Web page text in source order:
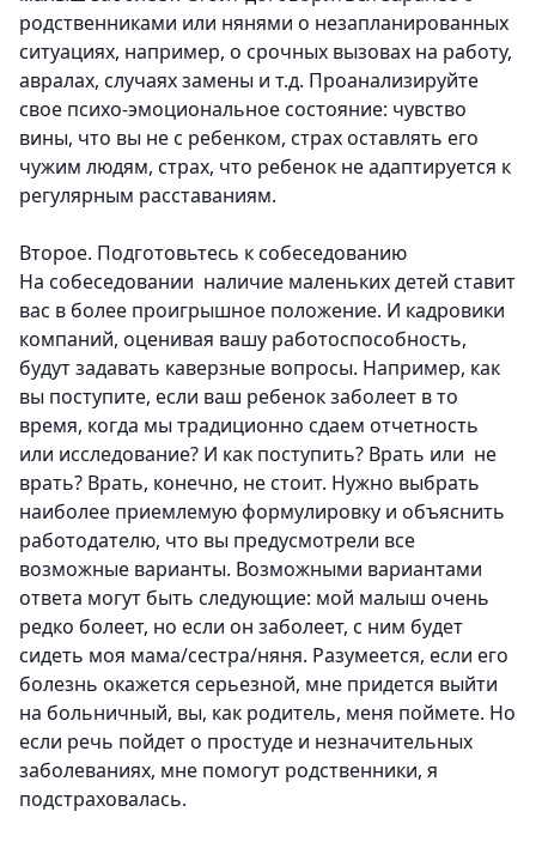
родственниками или нянями о незапланированных
ситуациях, например, о срочных вызовах на работу,
авралах, случаях замены и т.д. Проанализируйте
свое психо-эмоциональное состояние: чувство
вины, что вы не с ребенком, страх оставлять его
чужим людям, страх, что ребенок не адаптируется к
регулярным расставаниям.
Второе. Подготовьтесь к собеседованию
На собеседовании наличие маленьких детей ставит
вас в более проигрышное положение. И кадровики
компаний, оценивая вашу работоспособность,
будут задавать каверзные вопросы. Например, как
вы поступите, если ваш ребенок заболеет в то
время, когда мы традиционно сдаем отчетность
или исследование? И как поступить? Врать или не
врать? Врать, конечно, не стоит. Нужно выбрать
наиболее приемлемую формулировку и объяснить
работодателю, что вы предусмотрели все
возможные варианты. Возможными вариантами
ответа могут быть следующие: мой малыш очень
редко болеет, но если он заболеет, с ним будет
сидеть моя мама/сестра/няня. Разумеется, если его
болезнь окажется серьезной, мне придется выйти
на больничный, вы, как родитель, меня поймете. Но
если речь пойдет о простуде и незначительных
заболеваниях, мне помогут родственники, я
подстраховалась.